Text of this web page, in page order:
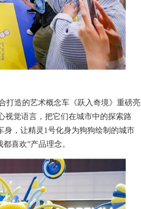
打造的艺术概念车《跃入奇境》重磅亮
视觉语言，把它们在城市中的探索路
身，让精灵1号化身为狗狗绘制的城市
喜欢”产品理念。